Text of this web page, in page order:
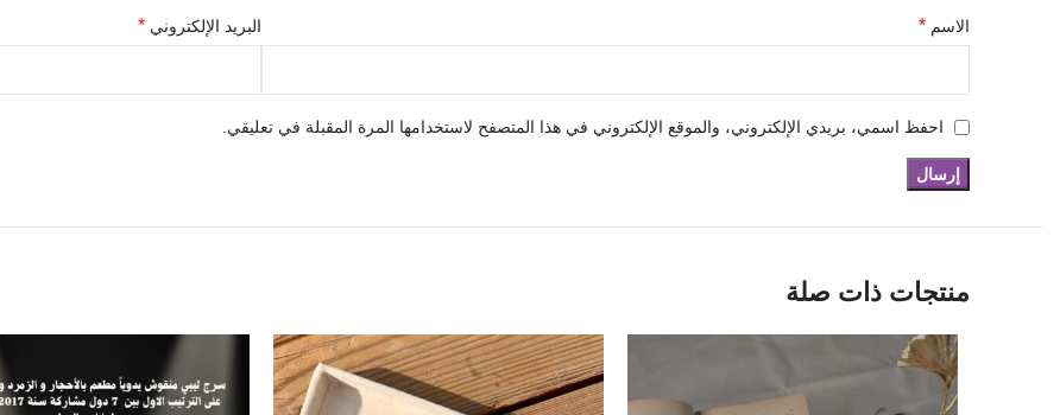
الاسم * البريد الإلكتروني *
احفظ اسمي، بريدي الإلكتروني، والموقع الإلكتروني في هذا المتصفح لاستخدامها المرة المقبلة في تعليقي.
منتجات ذات صلة